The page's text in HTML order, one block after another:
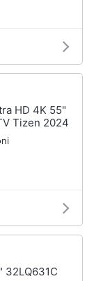
HD 4K 55"
Tizen 2024
32LQ631C